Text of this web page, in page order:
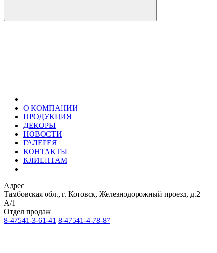
О КОМПАНИИ
ПРОДУКЦИЯ
ДЕКОРЫ
НОВОСТИ
ГАЛЕРЕЯ
КОНТАКТЫ
КЛИЕНТАМ
Адрес
Тамбовская обл., г. Котовск, Железнодорожный проезд, д.2
А/1
Отдел продаж
8-47541-3-61-41 8-47541-4-78-87